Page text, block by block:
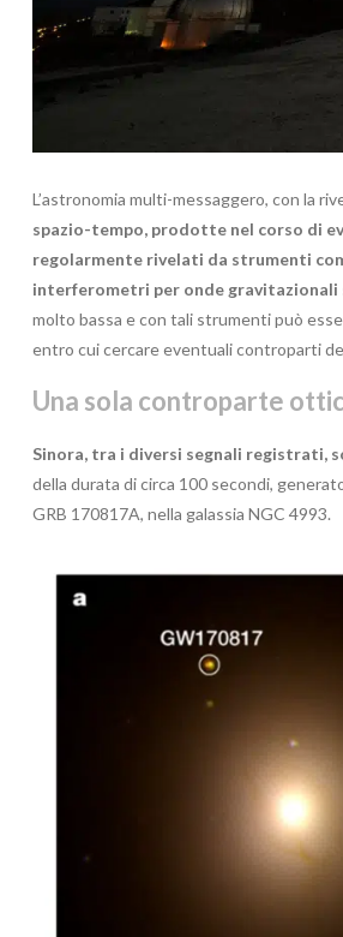
L’astronomia multi-messaggero, con la
spazio-tempo, prodotte nel corso di
regolarmente rivelati da strumenti
interferometri per onde gravitazionali
molto bassa e con tali strumenti può
entro cui cercare eventuali controparti
Una sola controparte
Sinora, tra i diversi segnali registrati,
della durata di circa 100 secondi,
GRB 170817A, nella galassia NGC 4993.